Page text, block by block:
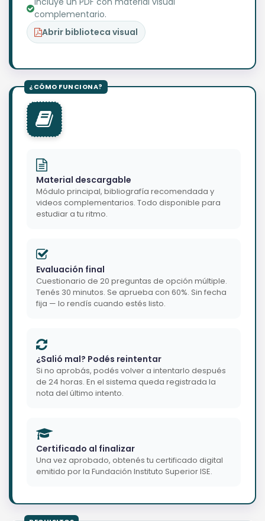
complementario.
Abrir biblioteca visual
Material descargable
Módulo principal, bibliografía recomendada y
videos complementarios. Todo disponible para
estudiar a tu ritmo.
Evaluación final
Cuestionario de 20 preguntas de opción múltiple.
Tenés 30 minutos. Se aprueba con 60%. Sin fecha
fija — lo rendís cuando estés listo.
¿Salió mal? Podés reintentar
Si no aprobás, podés volver a intentarlo después
de 24 horas. En el sistema queda registrada la
nota del último intento.
Certificado al finalizar
Una vez aprobado, obtenés tu certificado digital
emitido por la Fundación Instituto Superior ISE.